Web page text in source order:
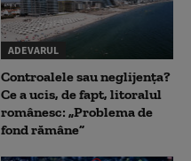
ADEVARUL
Controalele sau neglijența?
Ce a ucis, de fapt, litoralul
românesc: „Problema de
fond rămâne”